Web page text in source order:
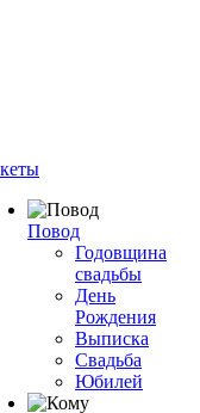
Повод
Годовщина
свадьбы
День
Рождения
Выписка
Свадьба
Юбилей